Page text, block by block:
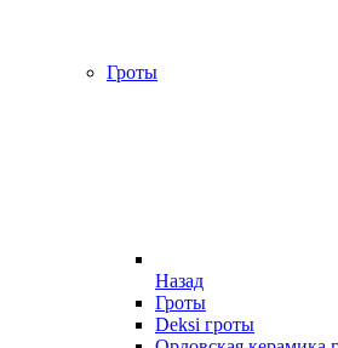
Гроты
Назад
Гроты
Deksi гроты